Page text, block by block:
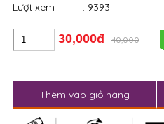
Lượt xem
: 9393
30,000đ 40,000
Thêm vào giỏ hàng